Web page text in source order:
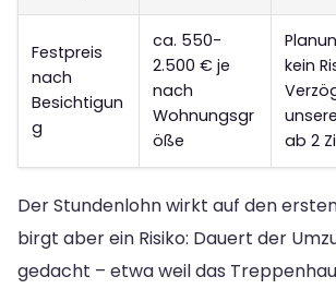
Festpreis
nach
Besichtigun
g
ca. 550-
2.500 € je
nach
Wohnungsgr
öße
kein
ab 2
Der Stundenlohn wirkt auf den
birgt aber ein Risiko: Dauert der
gedacht – etwa weil das